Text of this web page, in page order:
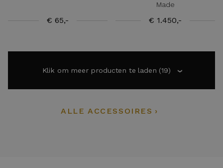
€ 65,-
Made
€ 1.450,-
Klik om meer producten te laden (19) ›
ALLE ACCESSOIRES